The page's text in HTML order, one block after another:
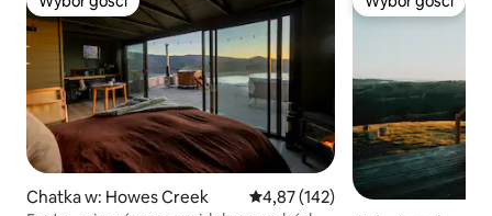
Wybór gości
Chatka w: Howes Creek Średnia ocena: 4,87 na 5, liczba
4,87 (142)
Wybór gości